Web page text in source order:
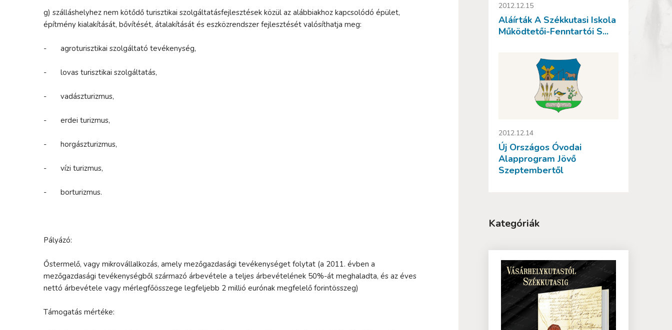
g) szálláshelyhez nem kötődő turisztikai szolgáltatásfejlesztések közül az alábbiakhoz kapcsolódó épület,
építmény kialakítását, bővítését, átalakítását és eszközrendszer fejlesztését valósíthatja meg:
- agroturisztikai szolgáltató tevékenység,
- lovas turisztikai szolgáltatás,
- vadászturizmus,
- erdei turizmus,
- horgászturizmus,
- vízi turizmus,
- borturizmus.
Pályázó:
Őstermelő, vagy mikrovállalkozás, amely mezőgazdasági tevékenységet folytat (a 2011. évben a
mezőgazdasági tevékenységből származó árbevétele a teljes árbevételének 50%-át meghaladta, és az éves
nettó árbevétele vagy mérlegfőösszege legfeljebb 2 millió eurónak megfelelő forintösszeg)
Támogatás mértéke:
2012.12.15
Aláírták A Székkutasi Iskola
Működtetői-Fenntartói S...
2012.12.14
Új Országos Óvodai
Alapprogram Jövő
Szeptembertől
Kategóriák